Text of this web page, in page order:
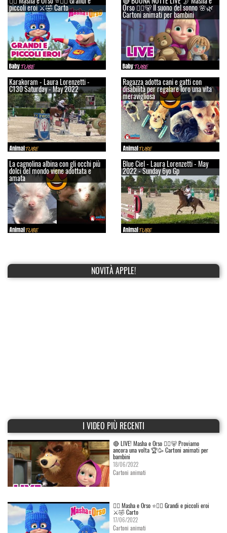
piccoli eroi ⚔️🤣 Carto Orso 👱‍♀️🐻 Il suono del sonno 🌸🌿
Cartoni animati per bambini
Karakoram - Laura Lorenzetti -
C130 Saturday - May 2022
Ragazza adotta cani e gatti con
disabilità per regalare loro una vita
meravigliosa
La cagnolina albina con gli occhi più
dolci del mondo viene adottata e
amata
Blue Ciel - Laura Lorenzetti - May
2022 - Sunday 6yo Gp
NOVITÀ APPLE!
I VIDEO PIÙ RECENTI
🔴 LIVE! Masha e Orso 👱‍♀️🐻 Proviamo
ancora una volta 🏆🥳 Cartoni animati per
bambini
18/06/2022
Cartoni animati
👱‍♀️ Masha e Orso ⭐🦸‍♀️ Grandi e piccoli eroi
⚔️🤣 Carto
17/06/2022
Cartoni animati